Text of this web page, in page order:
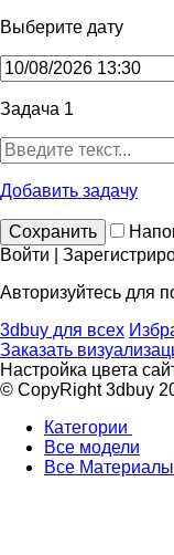
Выберите дату
Задача 1
Добавить задачу
Сохранить
Войти |
Авторизуйтесь для
3dbuy для всех
Заказать
Настройка цвета
© CopyRight 3dbuy
Категории
Все модели
Все Материалы